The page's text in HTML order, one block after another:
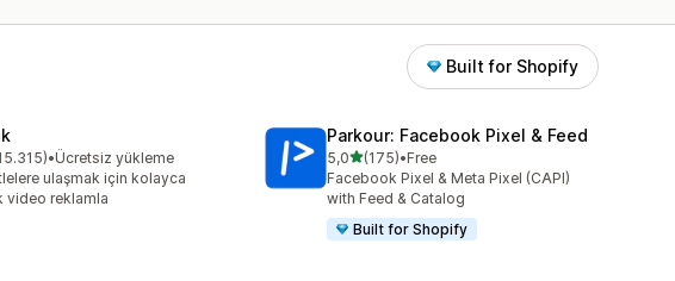
Built for Shopify
üzerinden
15315 değerlendirme
•Ücretsiz yükleme
ulaşmak için kolayca
video reklamla
Parkour: Facebook Pixel & Feed
5,05 yıldız üzerinden
(175)
toplam 175 değerlendirme
•Free
Facebook Pixel & Meta Pixel (CAPI)
with Feed & Catalog
Built for Shopify